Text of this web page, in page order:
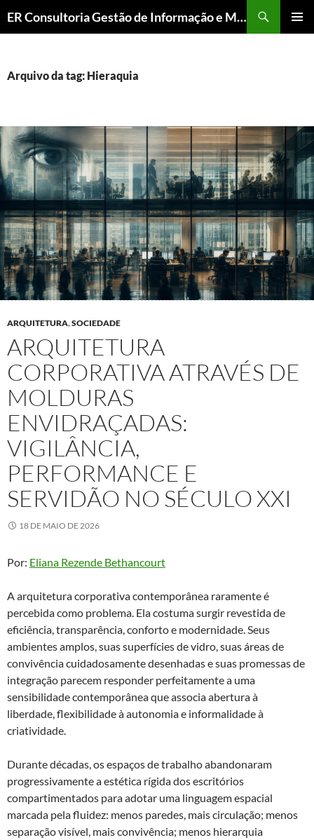
ER Consultoria Gestão de Informação e Memória Institucional
CONTEÚDO
Arquivo da tag: Hieraquia
ARQUITETURA,SOCIEDADE
ARQUITETURA
CORPORATIVA ATRAVÉS DE
MOLDURAS
ENVIDRAÇADAS:
VIGILÂNCIA,
PERFORMANCE E
SERVIDÃO NO SÉCULO XXI
18 DE MAIO DE 2026
Por: Eliana Rezende Bethancourt
A arquitetura corporativa contemporânea raramente é
percebida como problema. Ela costuma surgir revestida de
eficiência, transparência, conforto e modernidade. Seus
ambientes amplos, suas superfícies de vidro, suas áreas de
convivência cuidadosamente desenhadas e suas promessas de
integração parecem responder perfeitamente a uma
sensibilidade contemporânea que associa abertura à
liberdade, flexibilidade à autonomia e informalidade à
criatividade.
Durante décadas, os espaços de trabalho abandonaram
progressivamente a estética rígida dos escritórios
compartimentados para adotar uma linguagem espacial
marcada pela fluidez: menos paredes, mais circulação; menos
separação visível, mais convivência; menos hierarquia